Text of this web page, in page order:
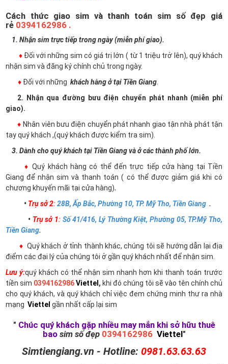
Cách thức giao sim và thanh toán sim số đẹp giá
rẻ 0394162986 .
1. Nhận sim trực tiếp trong ngày (miễn phí giao).
♦ Đối với những sim có giá trị lớn ( từ 1 triệu trở lên), quý khách
nhận sim và đăng ký chính chủ trong ngày.
♦ Đối với những khách hàng ở tại Tiền Giang
2. Nhận qua đường bưu điện chuyển phát nhanh (miễn phí
giao).
♦ Nhân viên bưu điện chuyển phát nhanh giao tận nhà phát tận
tay quý khách ,(quý khách được kiểm tra sim).
3. Dành cho quý khách tại Tiền Giang và ở các thành phố lớn.
♦ Quý khách hàng có thể đến trực tiếp cửa hàng tại Tiền
Giang để nhận sim và thanh toán ( có thể được giảm giá khi có
chương khuyến mãi tại cửa hàng).
• Trụ sở 2:28B, Ấp Bắc, Phường 10, TP. Mỹ Tho, Tiền Giang .
• Trụ sở 1: Số 41/416, Lý Thường Kiệt, Phường 05, TP.Mỹ Tho,
Tiền Giang.
♦ Quý khách ở tỉnh thành khác, chúng tôi sẽ hướng dẫn lại địa
điểm các đại lý của chúng tôi ở gần quý khách nhất để nhận sim.
Lưu ý:quý khách có thể nhận sim nhanh hơn khi thanh toán trước
tiền sim 0394162986Viettel , khi đó chúng tôi sẽ vào tên chính chủ
cho quý khách, và quý khách chỉ việc đem chứng minh thư ra nhà
mạng Viettel gần nhất cấp lại sim
" Chúc quý khách gặp nhiều may mắn khi sở hữu thuê
bao sim số đẹp 0394162986 Viettel"
Simtiengiang.vn - Hotline: 0981.63.63.63